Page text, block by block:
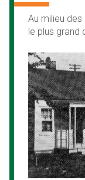
Au milieu
le plus grand